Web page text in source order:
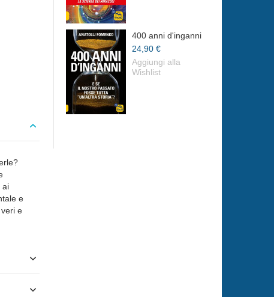
400 anni d'inganni
24,90 €
Aggiungi alla
Wishlist
ai
e
e